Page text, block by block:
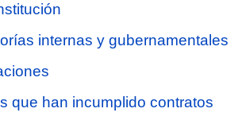
internas y gubernamentales
que han incumplido contratos